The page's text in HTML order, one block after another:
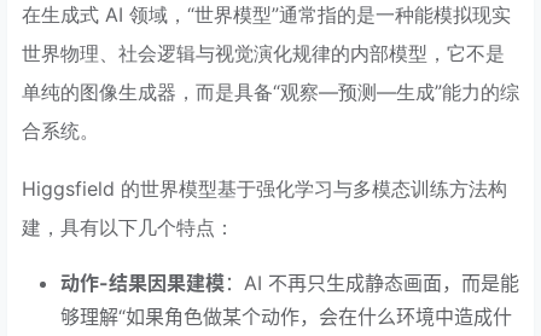
在生成式 AI 领域，“世界模型”通常指的是一种能模拟现实
世界物理、社会逻辑与视觉演化规律的内部模型，它不是
单纯的图像生成器，而是具备“观察—预测—生成”能力的综
合系统。
Higgsfield 的世界模型基于强化学习与多模态训练方法构
建，具有以下几个特点：
动作-结果因果建模：AI 不再只生成静态画面，而是能
够理解“如果角色做某个动作，会在什么环境中造成什